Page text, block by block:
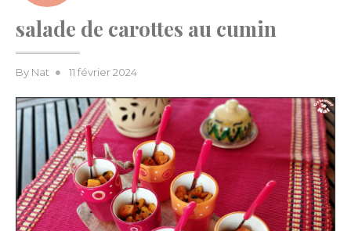
salade de carottes au cumin
By Nat
Posted
11 février 2024